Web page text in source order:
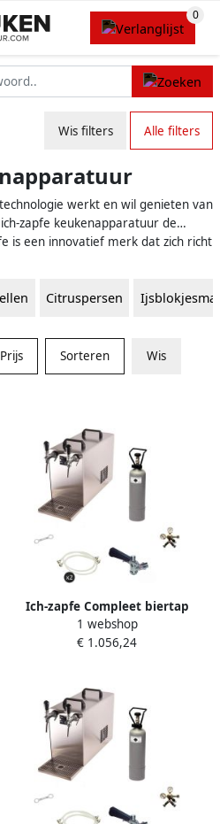
Wis filters Alle filters
werkt en wil genieten van
zapfe keukenapparatuur de
is een innovatief merk dat zich richt
en efficiënte keukenapparaten
Citruspersen
Prijs Sorteren Wis
Ich-zapfe Compleet biertap
Set STREAM 50 2-Lijnen
Koeler tot 55 l h M D Fusten
1 webshop
€ 1.056,24